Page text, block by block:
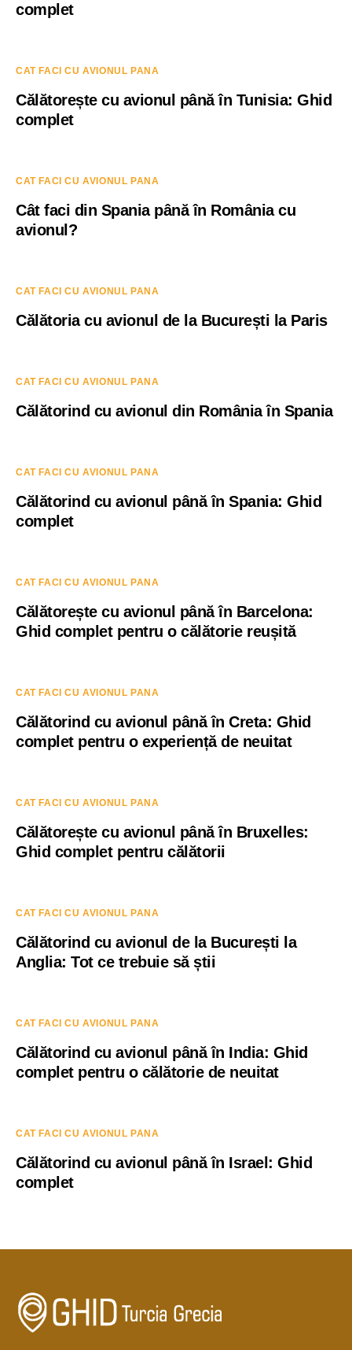
complet
CAT FACI CU AVIONUL PANA
Călătorește cu avionul până în Tunisia: Ghid
complet
CAT FACI CU AVIONUL PANA
Cât faci din Spania până în România cu
avionul?
CAT FACI CU AVIONUL PANA
Călătoria cu avionul de la București la Paris
CAT FACI CU AVIONUL PANA
Călătorind cu avionul din România în Spania
CAT FACI CU AVIONUL PANA
Călătorind cu avionul până în Spania: Ghid
complet
CAT FACI CU AVIONUL PANA
Călătorește cu avionul până în Barcelona:
Ghid complet pentru o călătorie reușită
CAT FACI CU AVIONUL PANA
Călătorind cu avionul până în Creta: Ghid
complet pentru o experiență de neuitat
CAT FACI CU AVIONUL PANA
Călătorește cu avionul până în Bruxelles:
Ghid complet pentru călătorii
CAT FACI CU AVIONUL PANA
Călătorind cu avionul de la București la
Anglia: Tot ce trebuie să știi
CAT FACI CU AVIONUL PANA
Călătorind cu avionul până în India: Ghid
complet pentru o călătorie de neuitat
CAT FACI CU AVIONUL PANA
Călătorind cu avionul până în Israel: Ghid
complet